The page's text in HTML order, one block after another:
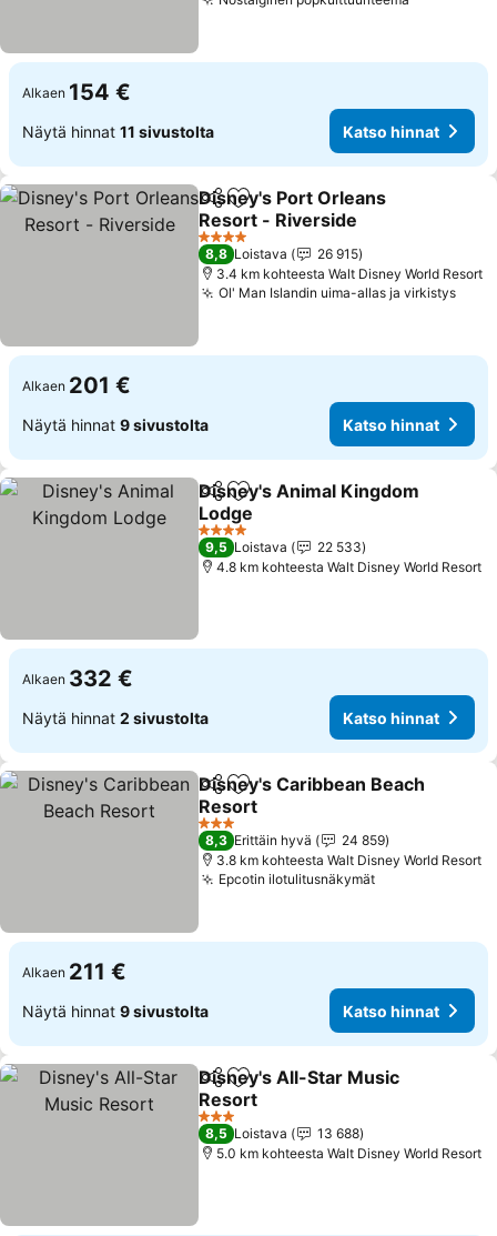
Alkaen 154 €
Näytä hinnat 11 sivustolta Katso hinnat
Jaa Lisää suosikkeihin
Disney's Port Orleans
Resort - Riverside
Katso hinnat
4 Tähtiluokitus
8,8 Loistava
26 915
3.4 km kohteesta Walt Disney World Resort
Ol' Man Islandin uima-allas ja virkistys
Alkaen 201 €
Näytä hinnat 9 sivustolta Katso hinnat
Jaa Lisää suosikkeihin
Disney's Animal Kingdom
Lodge
Katso hinnat
4 Tähtiluokitus
9,5 Loistava
22 533
4.8 km kohteesta Walt Disney World Resort
Alkaen 332 €
Näytä hinnat 2 sivustolta Katso hinnat
Jaa Lisää suosikkeihin
Disney's Caribbean Beach
Resort
Katso hinnat
3 Tähtiluokitus
8,3 Erittäin hyvä
24 859
3.8 km kohteesta Walt Disney World Resort
Epcotin ilotulitusnäkymätKatso hinnat
Alkaen 211 €
Näytä hinnat 9 sivustolta Katso hinnat
Jaa Lisää suosikkeihin
Disney's All-Star Music
Resort
Katso hinnat
3 Tähtiluokitus
8,5 Loistava
13 688
5.0 km kohteesta Walt Disney World Resort